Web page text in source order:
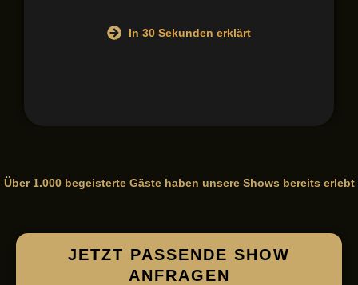
In 30 Sekunden erklärt
Über 1.000 begeisterte Gäste haben unsere Shows bereits erlebt
JETZT PASSENDE SHOW
ANFRAGEN